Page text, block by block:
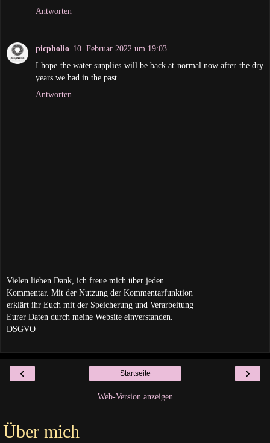
Antworten
picpholio 10. Februar 2022 um 19:03
I hope the water supplies will be back at normal now after the dry
years we had in the past.
Antworten
Vielen lieben Dank, ich freue mich über jeden
Kommentar. Mit der Nutzung der Kommentarfunktion
erklärt ihr Euch mit der Speicherung und Verarbeitung
Eurer Daten durch meine Website einverstanden.
DSGVO
‹ ›
Startseite
Web-Version anzeigen
Über mich